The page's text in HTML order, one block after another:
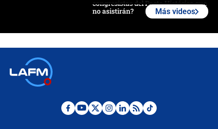
congresistas del Pacto Histórico que
no asistirán?
¿Por qué De la Espriella gobernará
Más videos